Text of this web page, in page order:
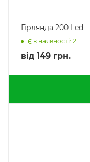
Гірлянда 200 Led
Є в наявності: 2
від 149 грн.